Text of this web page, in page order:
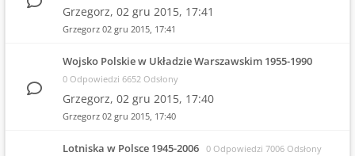
Grzegorz, 02 gru 2015, 17:41
Grzegorz 02 gru 2015, 17:41
Wojsko Polskie w Układzie Warszawskim 1955-1990
0 Odpowiedzi 6652 Odsłony
Grzegorz, 02 gru 2015, 17:40
Grzegorz 02 gru 2015, 17:40
Lotniska w Polsce 1945-2006 0 Odpowiedzi 7006 Odsłony